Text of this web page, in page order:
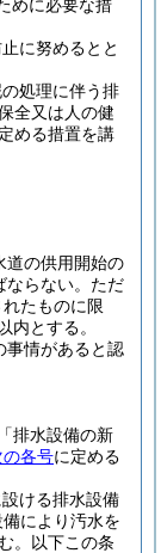
めに必要な措
に努めるとと
処理に伴う排
全又は人の健
める措置を講
道の供用開始の
らない。 ただ
たものに限
内とする。
事情があると認
排水設備の新
の各号に定める
ける排水設備
により汚水を
。以下この条